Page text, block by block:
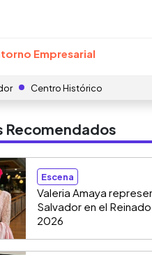
Empresarial
Centro Histórico
Recomendados
Escena
Valeria Amaya
Salvador en el
2026